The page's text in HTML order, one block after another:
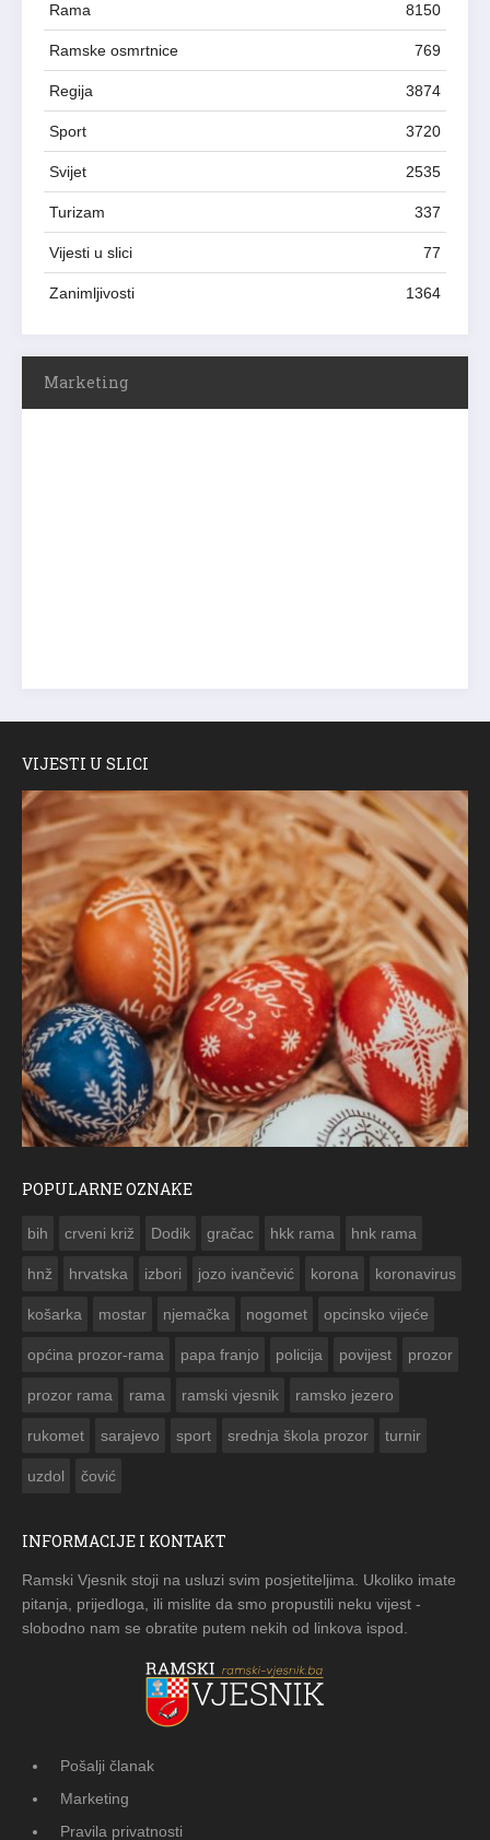
Rama 8150
Ramske osmrtnice 769
Regija 3874
Sport 3720
Svijet 2535
Turizam 337
Vijesti u slici 77
Zanimljivosti 1364
Marketing
VIJESTI U SLICI
POPULARNE OZNAKE
bih crveni križ Dodik gračac hkk rama hnk rama
hnž hrvatska izbori jozo ivančević korona koronavirus
košarka mostar njemačka nogomet opcinsko vijeće
općina prozor-rama papa franjo policija povijest prozor
prozor rama rama ramski vjesnik ramsko jezero
rukomet sarajevo sport srednja škola prozor turnir
uzdol čović
INFORMACIJE I KONTAKT
Ramski Vjesnik stoji na usluzi svim posjetiteljima. Ukoliko imate
pitanja, prijedloga, ili mislite da smo propustili neku vijest -
slobodno nam se obratite putem nekih od linkova ispod.
Pošalji članak
Marketing
Pravila privatnosti